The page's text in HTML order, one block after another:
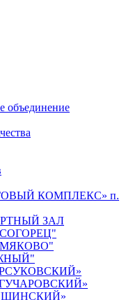
объединение
КОМПЛЕКС» п.
ЗАЛ